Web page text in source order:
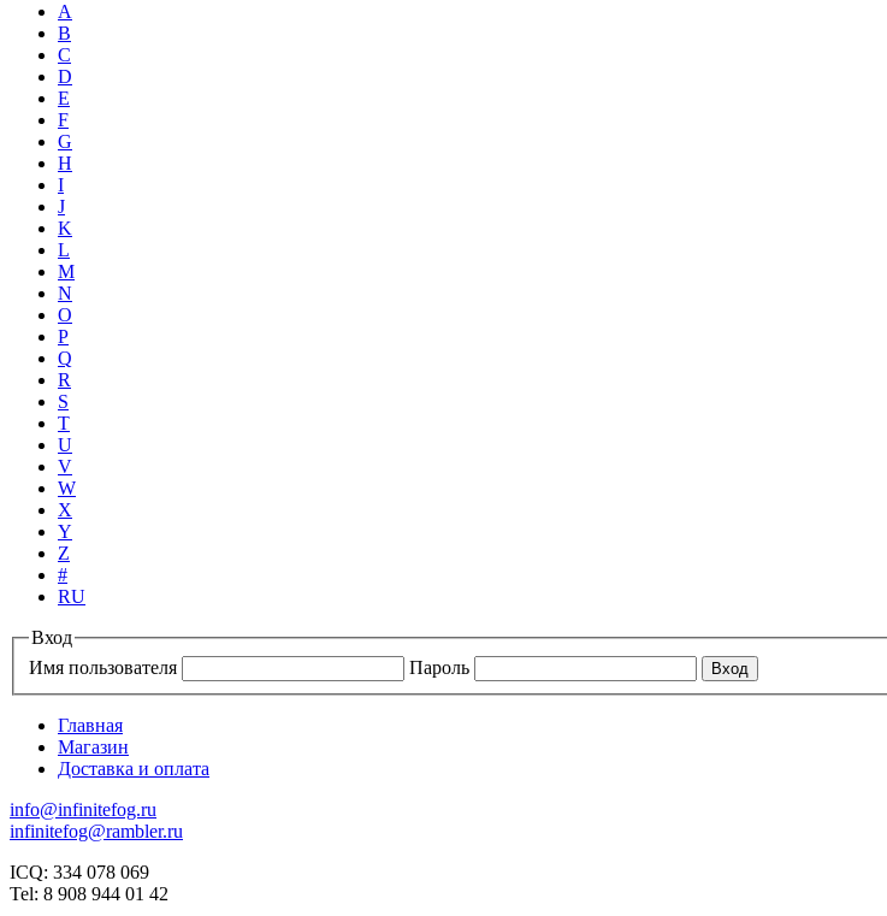
A
B
C
D
E
F
G
H
I
J
K
L
M
N
O
P
Q
R
S
T
U
V
W
X
Y
Z
#
RU
Вход
Имя пользователя
Пароль
Главная
Магазин
Доставка и оплата
info@infinitefog.ru
infinitefog@rambler.ru
ICQ: 334 078 069
Tel: 8 908 944 01 42